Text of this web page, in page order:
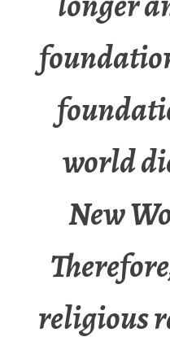
world
New
religious